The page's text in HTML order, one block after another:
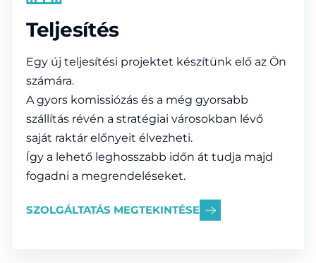
Teljesítés
Egy új teljesítési projektet készítünk elő az Ön
számára.
A gyors komissiózás és a még gyorsabb
szállítás révén a stratégiai városokban lévő
saját raktár előnyeit élvezheti.
Így a lehető leghosszabb időn át tudja majd
fogadni a megrendeléseket.
SZOLGÁLTATÁS MEGTEKINTÉSE